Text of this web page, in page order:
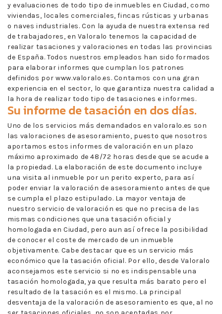
y evaluaciones de todo tipo de inmuebles en Ciudad, como
viviendas, locales comerciales, fincas rústicas y urbanas
o naves industriales. Con la ayuda de nuestra extensa red
de trabajadores, en Valoralo tenemos la capacidad de
realizar tasaciones y valoraciones en todas las provincias
de España. Todos nuestros empleados han sido formados
para elaborar informes que cumplan los patrones
definidos por www.valoralo.es. Contamos con una gran
experiencia en el sector, lo que garantiza nuestra calidad a
la hora de realizar todo tipo de tasaciones e informes.
Su informe de tasación en dos días.
Uno de los servicios más demandados en valoralo.es son
las valoraciones de asesoramiento, puesto que nosotros
aportamos estos informes de valoración en un plazo
máximo aproximado de 48/72 horas desde que se acude a
la propiedad. La elaboración de este documento incluye
una visita al inmueble por un perito experto, para así
poder enviar la valoración de asesoramiento antes de que
se cumpla el plazo estipulado. La mayor ventaja de
nuestro servicio de valoración es que no precisa de las
mismas condiciones que una tasación oficial y
homologada en Ciudad, pero aun así ofrece la posibilidad
de conocer el coste de mercado de un inmueble
objetivamente. Cabe destacar que es un servicio más
económico que la tasación oficial. Por ello, desde Valoralo
aconsejamos este servicio si no es indispensable una
tasación homologada, ya que resulta más barato pero el
resultado de la tasación es el mismo. La principal
desventaja de la valoración de asesoramiento es que, al no